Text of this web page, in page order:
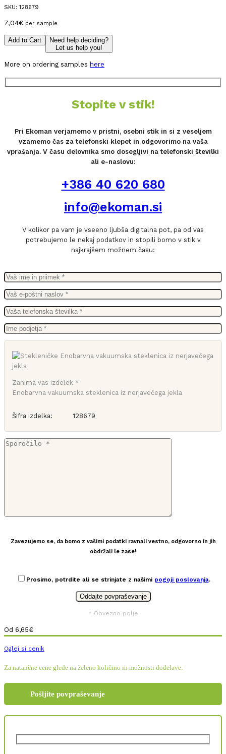
SKU: 128679
7,04€ per sample
Add to Cart
Need help deciding?
Let us help you!
More on ordering samples here
Stopite v stik!
Pri Ekoman verjamemo v pristni, osebni stik in si z veseljem
vzamemo čas za telefonski klepet in odgovorimo na vaša
vprašanja. V času delovnika smo dosegljivi na telefonski številki
ali e-naslovu:
+386 40 620 680
info@ekoman.si
V kolikor pa vam je vseeno ljubša digitalna pot, pa od vas
potrebujemo le nekaj podatkov in stopili bomo v stik v
najkrajšem možnem času:
Zanima vas izdelek *
Enobarvna vakuumska steklenica iz nerjavečega jekla
Šifra izdelka: 128679
Zavezujemo se, da bomo z vašimi podatki ravnali vestno, odgovorno in jih
obdržali le zase!
Prosimo, potrdite ali se strinjate z našimi pogoji poslovanja.
* Obvezno polje
Od 6,65€
Oglej si cenik
Za natančne cene glede na želeno količino in možnosti dodelave:
Pošljite povpraševanje